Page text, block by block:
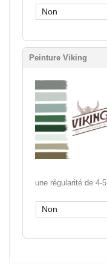
Non
Peinture Viking
une régularité de 4-5
Non